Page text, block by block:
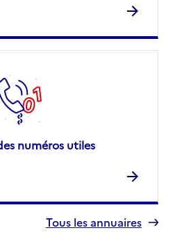
numéros utiles
Tous les annuaires